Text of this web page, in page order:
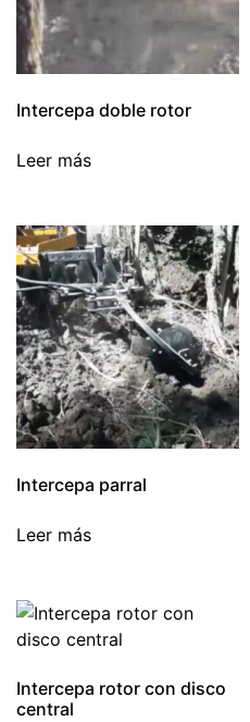
Intercepa doble rotor
Leer más
Intercepa parral
Leer más
Intercepa rotor con disco
central